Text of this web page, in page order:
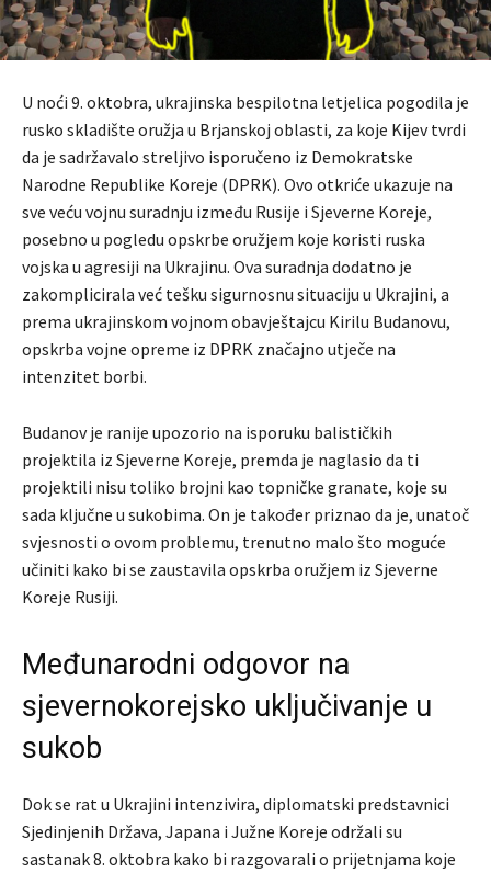
U noći 9. oktobra, ukrajinska bespilotna letjelica pogodila je
rusko skladište oružja u Brjanskoj oblasti, za koje Kijev tvrdi
da je sadržavalo streljivo isporučeno iz Demokratske
Narodne Republike Koreje (DPRK). Ovo otkriće ukazuje na
sve veću vojnu suradnju između Rusije i Sjeverne Koreje,
posebno u pogledu opskrbe oružjem koje koristi ruska
vojska u agresiji na Ukrajinu. Ova suradnja dodatno je
zakomplicirala već tešku sigurnosnu situaciju u Ukrajini, a
prema ukrajinskom vojnom obavještajcu Kirilu Budanovu,
opskrba vojne opreme iz DPRK značajno utječe na
intenzitet borbi.
Budanov je ranije upozorio na isporuku balističkih
projektila iz Sjeverne Koreje, premda je naglasio da ti
projektili nisu toliko brojni kao topničke granate, koje su
sada ključne u sukobima. On je također priznao da je, unatoč
svjesnosti o ovom problemu, trenutno malo što moguće
učiniti kako bi se zaustavila opskrba oružjem iz Sjeverne
Koreje Rusiji.
Međunarodni odgovor na
sjevernokorejsko uključivanje u
sukob
Dok se rat u Ukrajini intenzivira, diplomatski predstavnici
Sjedinjenih Država, Japana i Južne Koreje održali su
sastanak 8. oktobra kako bi razgovarali o prijetnjama koje